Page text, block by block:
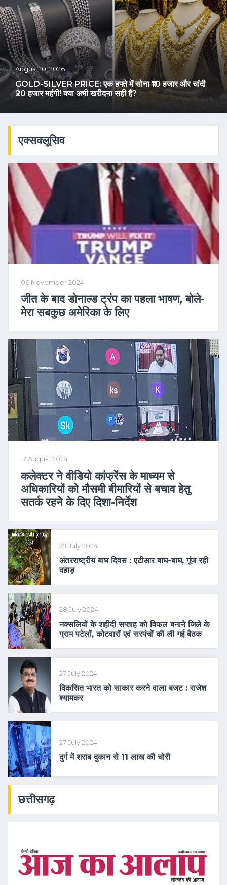
August 10, 2026
GOLD-SILVER PRICE: एक हफ्ते में सोना ₹10 हजार और चांदी
₹20 हजार महंगी! क्या अभी खरीदना सही है?
एक्सक्लूसिव
06 November 2024
जीत के बाद डोनाल्ड ट्रंप का पहला भाषण, बोले-
मेरा सबकुछ अमेरिका के लिए
17 August 2024
कलेक्टर ने वीडियो कांफ्रेंस के माध्यम से
अधिकारियों को मौसमी बीमारियों से बचाव हेतु
सतर्क रहने के दिए दिशा-निर्देश
29 July 2024
अंतरराष्ट्रीय बाघ दिवस : एटीआर बाघ-बाघ, गूंज रही
दहाड़
28 July 2024
नक्सलियों के शहीदी सप्ताह को विफल बनाने जिले के
ग्राम पटेलों, कोटवारों एवं सरपंचों की ली गई बैठक
27 July 2024
विकसित भारत को साकार करने वाला बजट : राजेश
श्यामकर
27 July 2024
दुर्ग में शराब दुकान से 11 लाख की चोरी
छत्तीसगढ़